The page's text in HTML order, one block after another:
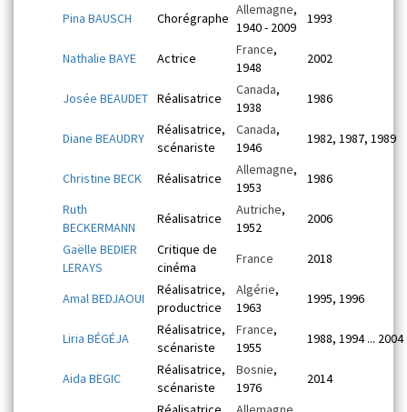
Pina BAUSCH Chorégraphe
Allemagne,
1940 - 2009
1993
Nathalie BAYE Actrice
France,
1948
2002
Josée BEAUDET Réalisatrice
Canada,
1938
1986
Diane BEAUDRY
Réalisatrice,
scénariste
Canada,
1946
1982, 1987, 1989
Christine BECK Réalisatrice
Allemagne,
1953
1986
Ruth
BECKERMANN
Réalisatrice
Autriche,
1952
2006
Gaëlle BEDIER
LERAYS
Critique de
cinéma
France 2018
Amal BEDJAOUI
Réalisatrice,
productrice
Algérie,
1963
1995, 1996
Liria BÉGÉJA
Réalisatrice,
scénariste
France,
1955
1988, 1994 ... 2004
Aida BEGIC
Réalisatrice,
scénariste
Bosnie,
1976
2014